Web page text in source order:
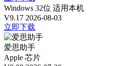
Windows 32位 适用本机
V9.17 2026-08-03
立即下载
爱思助手
Apple 芯片